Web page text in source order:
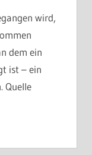
wird,
dem ein
ist – ein
Quelle